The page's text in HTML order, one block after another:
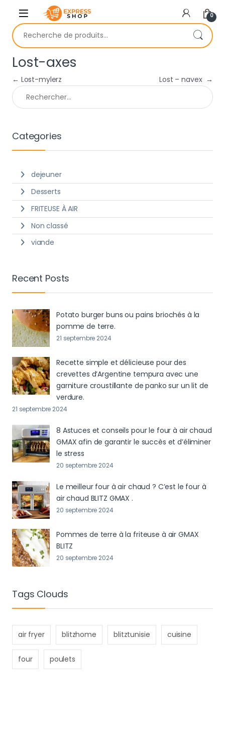
Skip to navigation
Skip to content
0
Recherche pour :
Lost-axes
Navigation de l’article
← Lost-mylerz Lost – navex →
Rechercher :
Categories
dejeuner
Desserts
FRITEUSE À AIR
Non classé
viande
Recent Posts
Potato burger buns ou pains briochés à la
pomme de terre.
21 septembre 2024
Recette simple et délicieuse pour des
crevettes d’Argentine tempura avec une
garniture croustillante de panko sur un lit de
verdure.
21 septembre 2024
8 Astuces et conseils pour le four à air chaud
GMAX afin de garantir le succès et d’éliminer
le stress
20 septembre 2024
Le meilleur four à air chaud ? C’est le four à
air chaud BLITZ GMAX .
20 septembre 2024
Pommes de terre à la friteuse à air GMAX
BLITZ
20 septembre 2024
Tags Clouds
air fryer blitzhome blitztunisie cuisine
four poulets